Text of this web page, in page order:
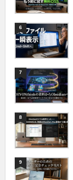
6
7
8
9